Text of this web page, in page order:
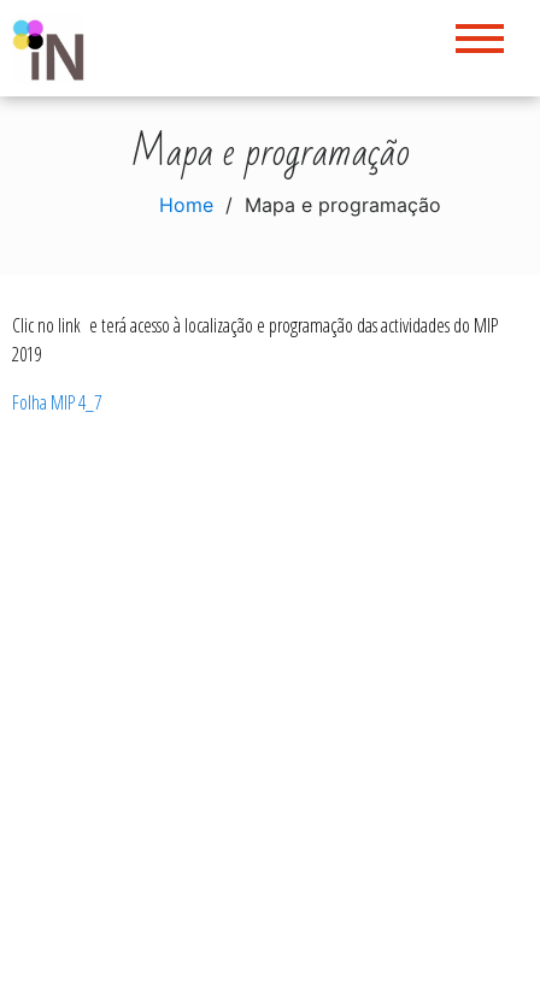
Skip
to
content
Mapa e programação
Home Mapa e programação
Clic no link e terá acesso à localização e programação das actividades do MIP
2019
Folha MIP 4_7